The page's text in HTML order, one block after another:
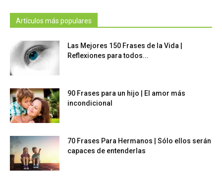
Artículos más populares
Las Mejores 150 Frases de la Vida |
Reflexiones para todos...
90 Frases para un hijo | El amor más
incondicional
70 Frases Para Hermanos | Sólo ellos serán
capaces de entenderlas